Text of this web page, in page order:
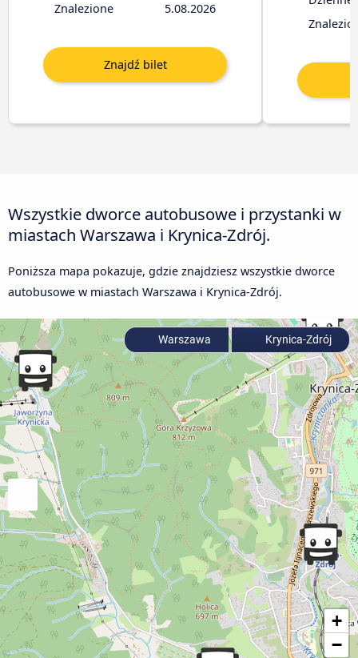
Znalezione
5.08.2026
Wszystkie dworce autobusowe i przystanki w
miastach Warszawa i Krynica-Zdrój.
Poniższa mapa pokazuje, gdzie znajdziesz wszystkie dworce
autobusowe w miastach Warszawa i Krynica-Zdrój.
+
−
Warszawa Krynica-Zdrój